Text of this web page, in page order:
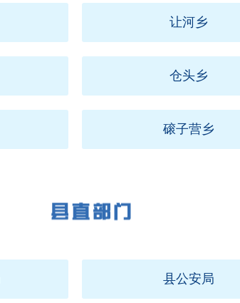
让河乡
仓头乡
磙子营乡
县公安局